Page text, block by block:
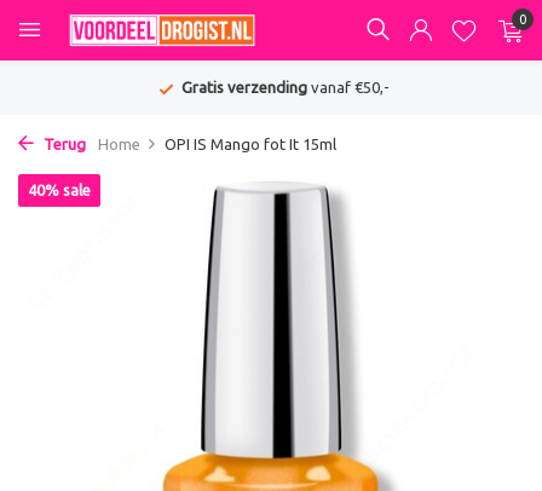
0
Gratis verzendingvanaf €50,-
Terug Home OPI IS Mango fot It 15ml
40% sale